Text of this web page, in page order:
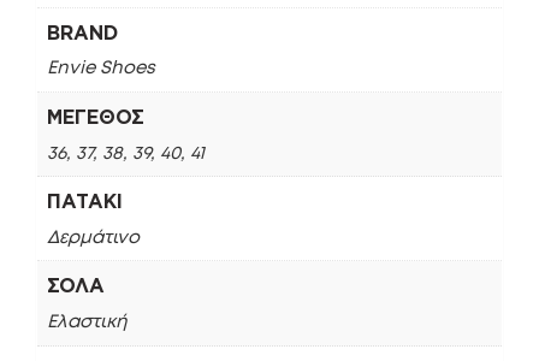
BRAND
Envie Shoes
ΜΈΓΕΘΟΣ
36, 37, 38, 39, 40, 41
ΠΑΤΆΚΙ
Δερμάτινο
ΣΌΛΑ
Ελαστική